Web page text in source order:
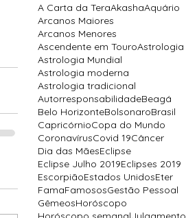
A Carta da TeraAkashaAquário
Arcanos Maiores
Arcanos Menores
Ascendente em TouroAstrologia
Astrologia Mundial
Astrologia moderna
Astrologia tradicional
AutorresponsabilidadeBeagá
Belo HorizonteBolsonaroBrasil
CapricórnioCopa do Mundo
CoronavírusCovid 19Câncer
Dia das MãesEclipse
Eclipse Julho 2019Eclipses 2019
EscorpiãoEstados UnidosEter
FamaFamososGestão Pessoal
GêmeosHoróscopo